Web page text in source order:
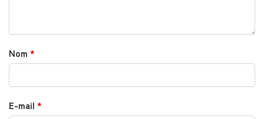
Nom *
E-mail *